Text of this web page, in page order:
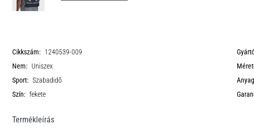
Cikkszám: 1240539-009
Nem: Uniszex
Sport: Szabadidő
Szín: fekete
Termékleírás